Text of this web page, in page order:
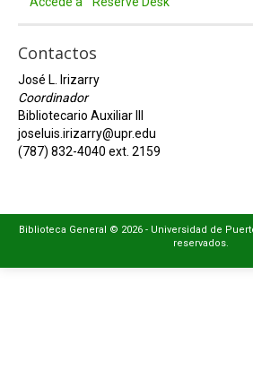
Contactos
José L. Irizarry
Coordinador
Bibliotecario Auxiliar III
joseluis.irizarry@upr.edu
(787) 832-4040 ext. 2159
Biblioteca General © 2026 - Universidad de
reservados.